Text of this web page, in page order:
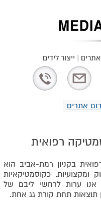
אתרים
| ייצור לידים
רפואית
בקניון רמת-אביב הוא
ומקצועיות. כקוסמטיקאיות
ניסיון של 28 שנים, אנו ערות לרחשי ליבם של
תוצאות תחת קורת גג אחת.